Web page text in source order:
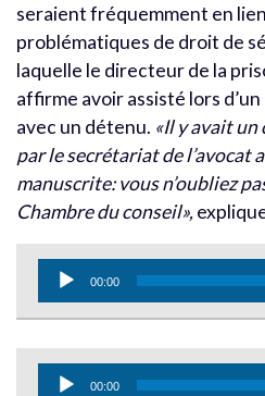
seraient fréquemment en
problématiques de droit de
laquelle le directeur de la
affirme avoir assisté lors
avec un détenu. «Il y avait
par le secrétariat de l’avocat
manuscrite: vous n’oubliez
Chambre du conseil»,
Lecteur
00:00
Lecteur
00:00